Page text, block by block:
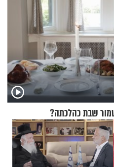
שבת כהלכתה?